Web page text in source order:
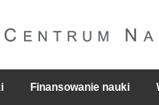
Finansowanie nauki